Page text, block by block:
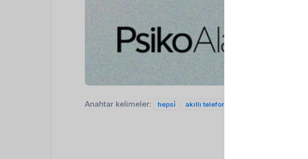
Anahtar kelimeler: hepsi̇ akıllı telefonsuz çocukluk hareketi